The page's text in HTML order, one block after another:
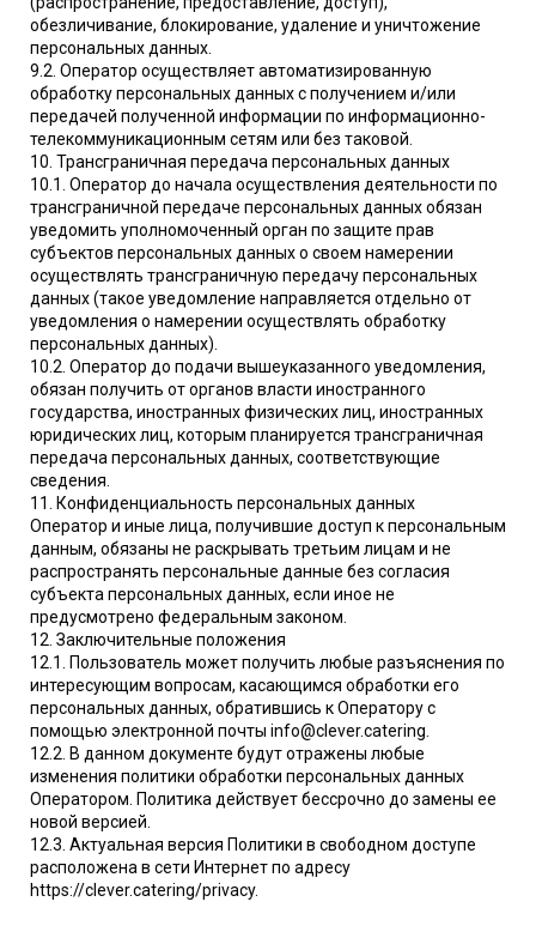
обезличивание, блокирование, удаление и уничтожение
персональных данных.
9.2. Оператор осуществляет автоматизированную
обработку персональных данных с получением и/или
передачей полученной информации по информационно-
телекоммуникационным сетям или без таковой.
10. Трансграничная передача персональных данных
10.1. Оператор до начала осуществления деятельности по
трансграничной передаче персональных данных обязан
уведомить уполномоченный орган по защите прав
субъектов персональных данных о своем намерении
осуществлять трансграничную передачу персональных
данных (такое уведомление направляется отдельно от
уведомления о намерении осуществлять обработку
персональных данных).
10.2. Оператор до подачи вышеуказанного уведомления,
обязан получить от органов власти иностранного
государства, иностранных физических лиц, иностранных
юридических лиц, которым планируется трансграничная
передача персональных данных, соответствующие
сведения.
11. Конфиденциальность персональных данных
Оператор и иные лица, получившие доступ к персональным
данным, обязаны не раскрывать третьим лицам и не
распространять персональные данные без согласия
субъекта персональных данных, если иное не
предусмотрено федеральным законом.
12. Заключительные положения
12.1. Пользователь может получить любые разъяснения по
интересующим вопросам, касающимся обработки его
персональных данных, обратившись к Оператору с
помощью электронной почты info@clever.catering.
12.2. В данном документе будут отражены любые
изменения политики обработки персональных данных
Оператором. Политика действует бессрочно до замены ее
новой версией.
12.3. Актуальная версия Политики в свободном доступе
расположена в сети Интернет по адресу
https://clever.catering/privacy.